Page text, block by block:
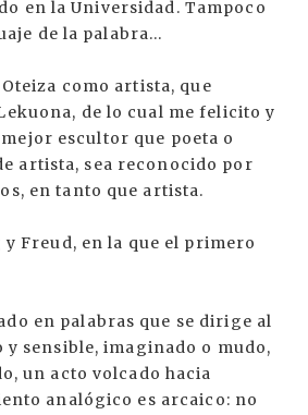
en la Universidad. Tampoco
de la palabra...
como artista, que
de lo cual me felicito y
escultor que poeta o
artista, sea reconocido por
en tanto que artista.
Freud, en la que el primero
en palabras que se dirige al
sensible, imaginado o mudo,
un acto volcado hacia
analógico es arcaico: no